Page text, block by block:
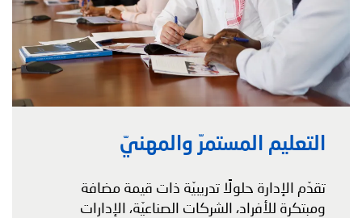
التعليم المستمرّ والمهنيّ
تقدّم الإدارة حلولًا تدريبيّة ذات قيمة مضافة
ومبتكرة للأفراد، الشركات الصناعيّة، الإدارات